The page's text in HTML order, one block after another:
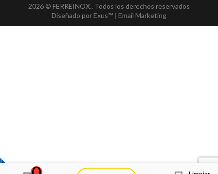
2026 © FERREINOX.. Todos los derechos reservados
Diseñado por Exus™ | Email Marketing